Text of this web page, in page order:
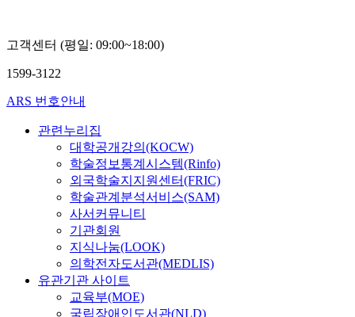
고객센터 (평일: 09:00~18:00)
1599-3122
ARS 번호안내
관련누리집
대학공개강의(KOCW)
학술정보통계시스템(Rinfo)
외국학술지지원센터(FRIC)
학술관계분석서비스(SAM)
사서커뮤니티
기관회원
지식나눔(LOOK)
의학전자도서관(MEDLIS)
유관기관 사이트
교육부(MOE)
국립장애인도서관(NLD)